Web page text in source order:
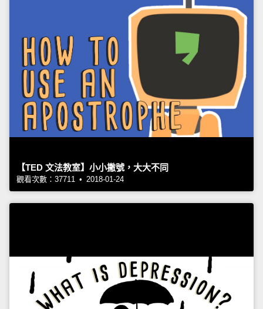
【TED 文法教室】小小撇號，大大不同
觀看次數：37711 • 2018-01-24